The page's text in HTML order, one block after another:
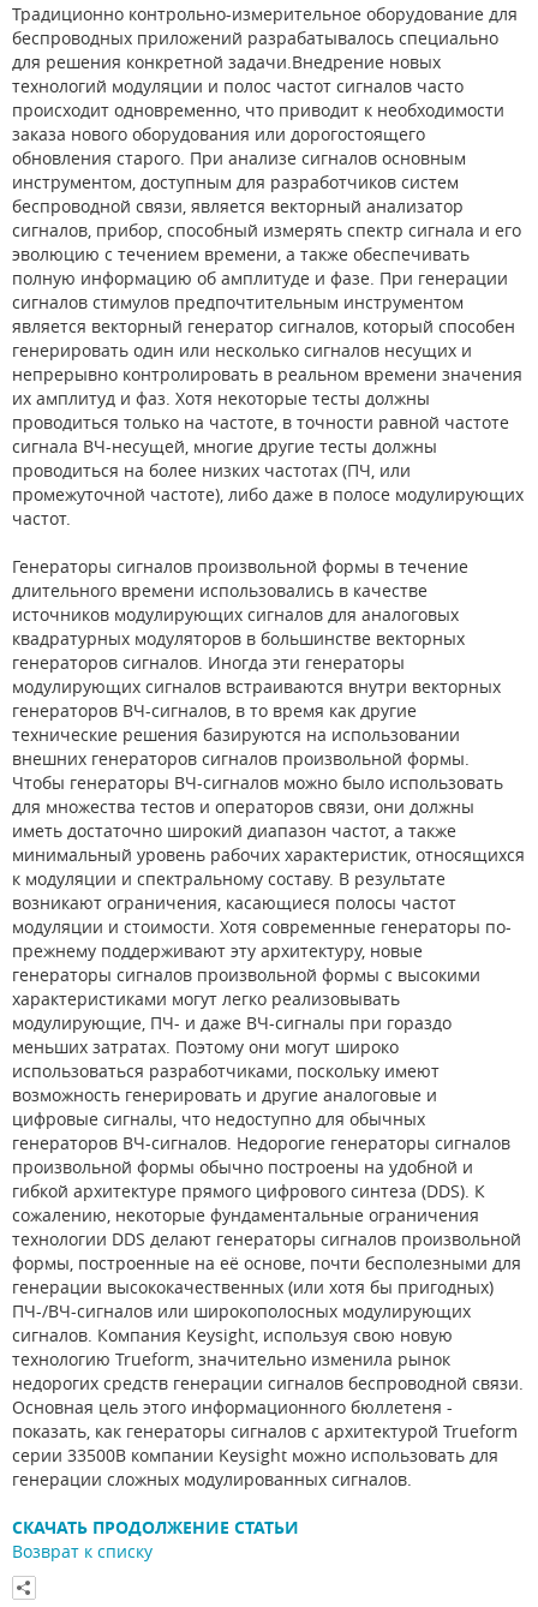
Традиционно контрольно-измерительное оборудование для
беспроводных приложений разрабатывалось специально
для решения конкретной задачи.Внедрение новых
технологий модуляции и полос частот сигналов часто
происходит одновременно, что приводит к необходимости
заказа нового оборудования или дорогостоящего
обновления старого. При анализе сигналов основным
инструментом, доступным для разработчиков систем
беспроводной связи, является векторный анализатор
сигналов, прибор, способный измерять спектр сигнала и его
эволюцию с течением времени, а также обеспечивать
полную информацию об амплитуде и фазе. При генерации
сигналов стимулов предпочтительным инструментом
является векторный генератор сигналов, который способен
генерировать один или несколько сигналов несущих и
непрерывно контролировать в реальном времени значения
их амплитуд и фаз. Хотя некоторые тесты должны
проводиться только на частоте, в точности равной частоте
сигнала ВЧ-несущей, многие другие тесты должны
проводиться на более низких частотах (ПЧ, или
промежуточной частоте), либо даже в полосе модулирующих
частот.
Генераторы сигналов произвольной формы в течение
длительного времени использовались в качестве
источников модулирующих сигналов для аналоговых
квадратурных модуляторов в большинстве векторных
генераторов сигналов. Иногда эти генераторы
модулирующих сигналов встраиваются внутри векторных
генераторов ВЧ-сигналов, в то время как другие
технические решения базируются на использовании
внешних генераторов сигналов произвольной формы.
Чтобы генераторы ВЧ-сигналов можно было использовать
для множества тестов и операторов связи, они должны
иметь достаточно широкий диапазон частот, а также
минимальный уровень рабочих характеристик, относящихся
к модуляции и спектральному составу. В результате
возникают ограничения, касающиеся полосы частот
модуляции и стоимости. Хотя современные генераторы по-
прежнему поддерживают эту архитектуру, новые
генераторы сигналов произвольной формы с высокими
характеристиками могут легко реализовывать
модулирующие, ПЧ- и даже ВЧ-сигналы при гораздо
меньших затратах. Поэтому они могут широко
использоваться разработчиками, поскольку имеют
возможность генерировать и другие аналоговые и
цифровые сигналы, что недоступно для обычных
генераторов ВЧ-сигналов. Недорогие генераторы сигналов
произвольной формы обычно построены на удобной и
гибкой архитектуре прямого цифрового синтеза (DDS). К
сожалению, некоторые фундаментальные ограничения
технологии DDS делают генераторы сигналов произвольной
формы, построенные на её основе, почти бесполезными для
генерации высококачественных (или хотя бы пригодных)
ПЧ-/ВЧ-сигналов или широкополосных модулирующих
сигналов. Компания Keysight, используя свою новую
технологию Trueform, значительно изменила рынок
недорогих средств генерации сигналов беспроводной связи.
Основная цель этого информационного бюллетеня -
показать, как генераторы сигналов с архитектурой Trueform
серии 33500B компании Keysight можно использовать для
генерации сложных модулированных сигналов.
СКАЧАТЬ ПРОДОЛЖЕНИЕ СТАТЬИ
Возврат к списку